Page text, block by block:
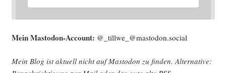
Mein Mast­o­don-Account: @_tillwe_@mastodon.social
Mein Blog ist aktu­ell nicht auf Mast­o­don zu fin­den. Alter­na­ti­ve: